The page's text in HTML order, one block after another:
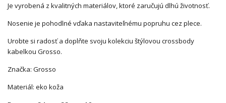
Je vyrobená z kvalitných materiálov, ktoré zaručujú dlhú životnosť.
Nosenie je pohodlné vďaka nastaviteľnému popruhu cez plece.
Urobte si radosť a doplňte svoju kolekciu štýlovou crossbody
kabelkou Grosso.
Značka: Grosso
Materiál: eko koža